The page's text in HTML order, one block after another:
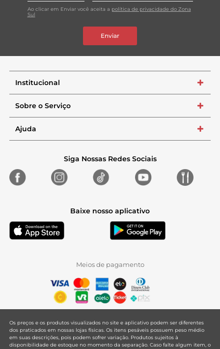
Ao clicar em Enviar você aceita a política de privacidade do Zona
Sul
Enviar
Institucional +
Sobre o Serviço +
Ajuda +
Siga Nossas Redes Sociais
Baixe nosso aplicativo
Meios de pagamento
Os preços e os produtos visualizados no site e aplicativo podem ser diferentes
dos praticados em nossas lojas físicas. Os itens pesáveis possuem peso médio
em suas descrições, pois podem sofrer variação. Produtos sujeitos à
disponibilidade de estoque no momento da separação. Caso falte algum item, o